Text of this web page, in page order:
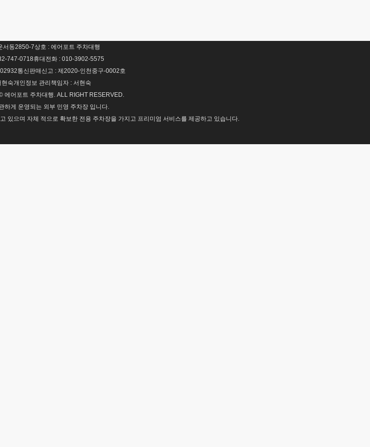
서동2850-7상호 : 에어포트 주차대행
747-0718휴대전화 : 010-3902-5575
통신판매신고 : 제2020-인천중구-0002호
현숙개인정보 관리책임자 : 서현숙
에어포트 주차대행. ALL RIGHT RESERVED.
하게 운영되는 외부 민영 주차장 입니다.
있으며 자체 적으로 확보한 전용 주차장을 가지고 프리미엄 서비스를 제공하고 있습니다.